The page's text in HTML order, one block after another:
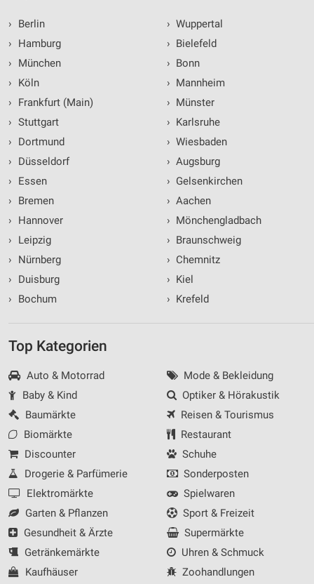
›
Berlin
›
Hamburg
›
München
›
Köln
›
Frankfurt (Main)
› Stuttgart
›
Dortmund
›
Düsseldorf
›
Essen
›
Bremen
›
Hannover
›
Leipzig
›
Nürnberg
›
Duisburg
›
Bochum
› Wuppertal
› Bielefeld
› Bonn
› Mannheim
› Münster
› Karlsruhe
› Wiesbaden
› Augsburg
› Gelsenkirchen
› Aachen
› Mönchengladbach
› Braunschweig
› Chemnitz
› Kiel
› Krefeld
Top Kategorien
Auto & Motorrad
Baby & Kind
Baumärkte
Biomärkte
Discounter
Drogerie & Parfümerie
Elektromärkte
Garten & Pflanzen
Gesundheit & Ärzte
Getränkemärkte
Kaufhäuser
Mode & Bekleidung
Optiker & Hörakustik
Reisen & Tourismus
Restaurant
Schuhe
Sonderposten
Spielwaren
Sport & Freizeit
Supermärkte
Uhren & Schmuck
Zoohandlungen